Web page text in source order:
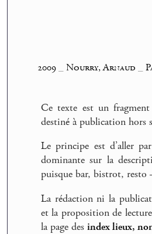
2009_ Nourry, Arnaud
Ce texte est un
destiné à publication hors
Le principe est d’aller
dominante sur la
puisque bar, bistrot,
La rédaction ni la
et la proposition de
la page des index lieux,